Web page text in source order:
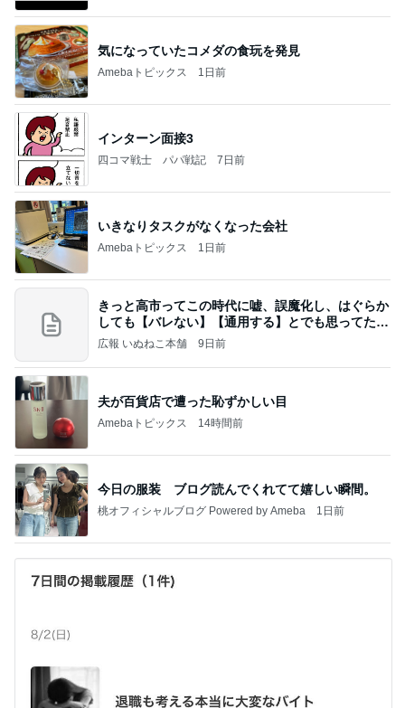
気になっていたコメダの食玩を発見
Amebaトピックス 1日前
インターン面接3
四コマ戦士 パパ戦記 7日前
いきなりタスクがなくなった会社
Amebaトピックス 1日前
きっと高市ってこの時代に嘘、誤魔化し、はぐらか
しても【バレない】【通用する】とでも思ってたん
だろ
広報 いぬねこ本舗 9日前
夫が百貨店で遭った恥ずかしい目
Amebaトピックス 14時間前
今日の服装 ブログ読んでくれてて嬉しい瞬間。
桃オフィシャルブログ Powered by Ameba 1日前